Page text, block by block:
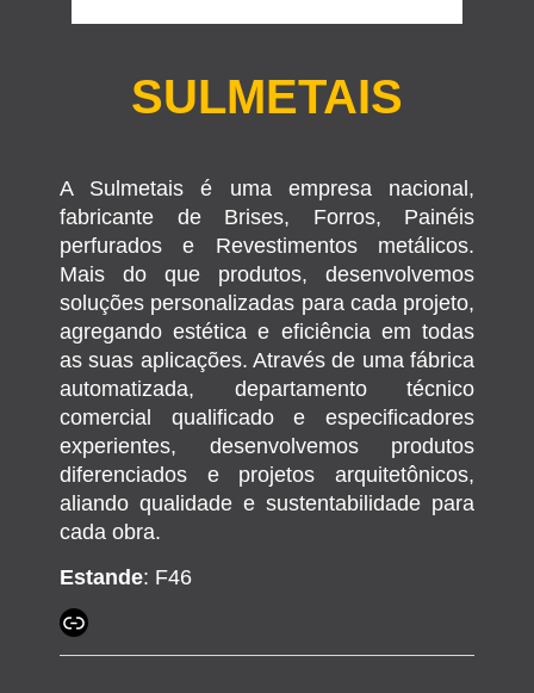
SULMETAIS
A Sulmetais é uma empresa nacional,
fabricante de Brises, Forros, Painéis
perfurados e Revestimentos metálicos.
Mais do que produtos, desenvolvemos
soluções personalizadas para cada projeto,
agregando estética e eficiência em todas
as suas aplicações. Através de uma fábrica
automatizada, departamento técnico
comercial qualificado e especificadores
experientes, desenvolvemos produtos
diferenciados e projetos arquitetônicos,
aliando qualidade e sustentabilidade para
cada obra.
Estande: F46